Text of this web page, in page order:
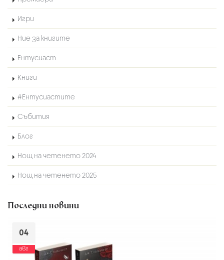
Игри
Ние за книгите
Ентусиаст
Книги
#Ентусиастите
Събития
Блог
Нощ на четенето 2024
Нощ на четенето 2025
Последни новини
04
авг